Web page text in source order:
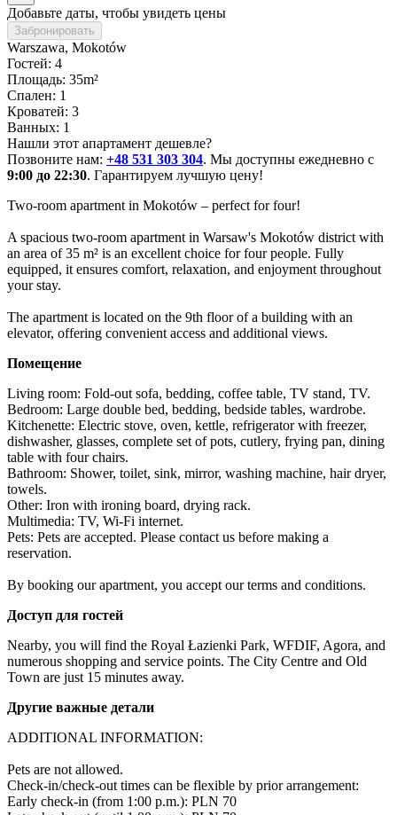
Добавьте даты, чтобы увидеть цены
Забронировать
Warszawa, Mokotów
Гостей: 4
Площадь: 35m²
Спален: 1
Кроватей: 3
Ванных: 1
Нашли этот апартамент дешевле?
Позвоните нам: +48 531 303 304. Мы доступны ежедневно с
9:00 до 22:30. Гарантируем лучшую цену!
Two-room apartment in Mokotów – perfect for four!
A spacious two-room apartment in Warsaw's Mokotów district with
an area of 35 m² is an excellent choice for four people. Fully
equipped, it ensures comfort, relaxation, and enjoyment throughout
your stay.
The apartment is located on the 9th floor of a building with an
elevator, offering convenient access and additional views.
Помещение
Living room: Fold-out sofa, bedding, coffee table, TV stand, TV.
Bedroom: Large double bed, bedding, bedside tables, wardrobe.
Kitchenette: Electric stove, oven, kettle, refrigerator with freezer,
dishwasher, glasses, complete set of pots, cutlery, frying pan, dining
table with four chairs.
Bathroom: Shower, toilet, sink, mirror, washing machine, hair dryer,
towels.
Other: Iron with ironing board, drying rack.
Multimedia: TV, Wi-Fi internet.
Pets: Pets are accepted. Please contact us before making a
reservation.
By booking our apartment, you accept our terms and conditions.
Доступ для гостей
Nearby, you will find the Royal Łazienki Park, WFDIF, Agora, and
numerous shopping and service points. The City Centre and Old
Town are just 15 minutes away.
Другие важные детали
ADDITIONAL INFORMATION:
Pets are not allowed.
Check-in/check-out times can be flexible by prior arrangement:
Early check-in (from 1:00 p.m.): PLN 70